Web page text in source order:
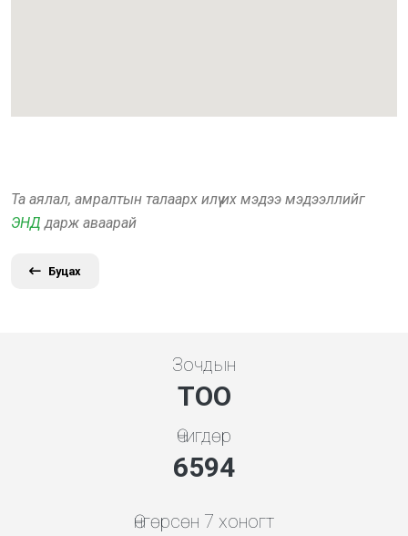
Та аялал, амралтын талаарх илүү их мэдээ мэдээллийг
ЭНД дарж аваарай
Буцах
Зочдын
ТОО
Өчигдөр
7101
Өнгөрсөн 7 хоногт